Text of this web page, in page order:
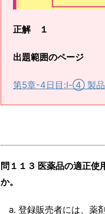
正解 １
出題範囲のページ
第5章-4日目:Ⅰ-④ 製品
問１１３ 医薬品の適正使
か。
登録販売者には、薬